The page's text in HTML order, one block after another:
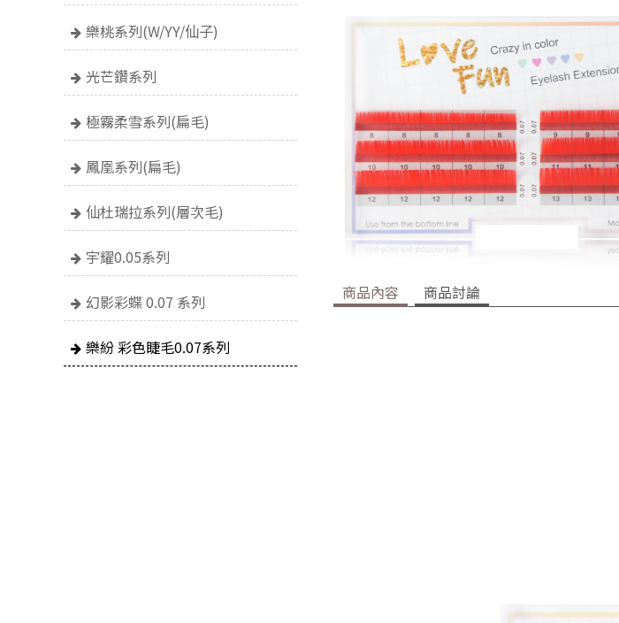
樂桃系列(W/YY/仙子)
光芒鑽系列
極霧柔雪系列(扁毛)
鳳凰系列(扁毛)
仙杜瑞拉系列(層次毛)
宇耀0.05系列
幻影彩蝶 0.07 系列
樂紛 彩色睫毛0.07系列
商品內容 商品討論